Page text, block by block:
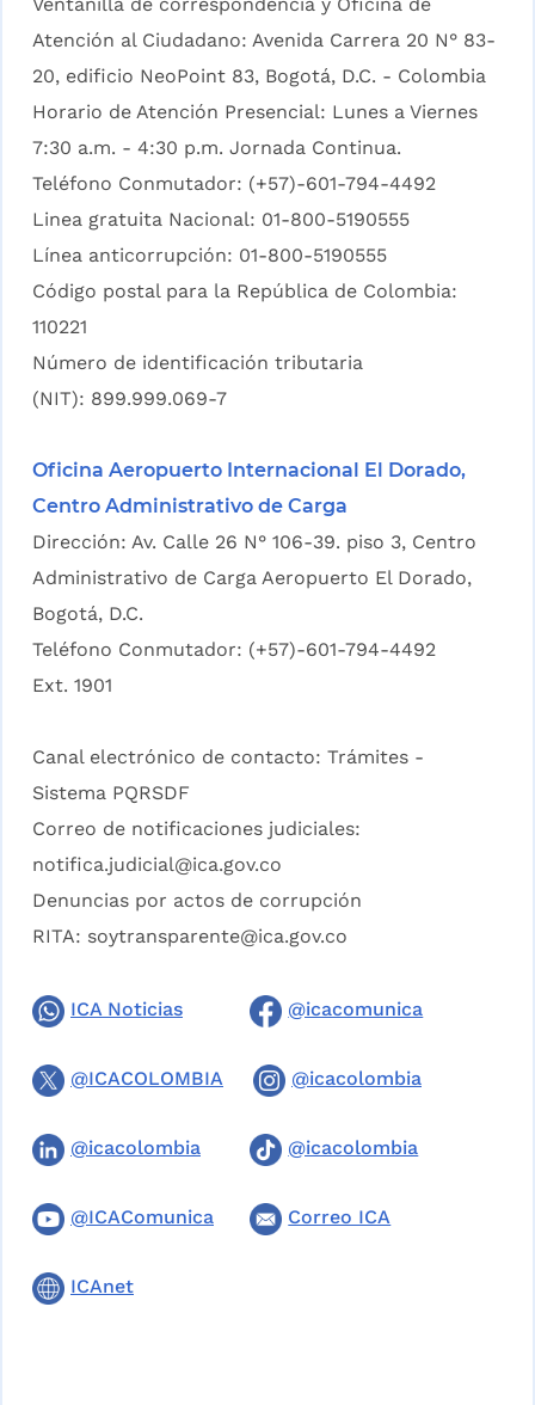
Atención al Ciudadano: Avenida Carrera 20 N° 83-
20, edificio NeoPoint 83, Bogotá, D.C. - Colombia
Horario de Atención Presencial: Lunes a Viernes
7:30 a.m. - 4:30 p.m. Jornada Continua.
Teléfono Conmutador: (+57)-601-794-4492
Linea gratuita Nacional: 01-800-5190555
Línea anticorrupción: 01-800-5190555
Código postal para la República de Colombia:
110221
Número de identificación tributaria
(NIT): 899.999.069-7
Oficina Aeropuerto Internacional El Dorado,
Centro Administrativo de Carga
Dirección: Av. Calle 26 N° 106-39. piso 3, Centro
Administrativo de Carga Aeropuerto El Dorado,
Bogotá, D.C.
Teléfono Conmutador: (+57)-601-794-4492
Ext. 1901
Canal electrónico de contacto: Trámites -
Sistema PQRSDF
Correo de notificaciones judiciales:
notifica.judicial@ica.gov.co
Denuncias por actos de corrupción
RITA: soytransparente@ica.gov.co
ICA Noticias @icacomunica
@ICACOLOMBIA @icacolombia
@icacolombia @icacolombia
@ICAComunica Correo ICA
ICAnet